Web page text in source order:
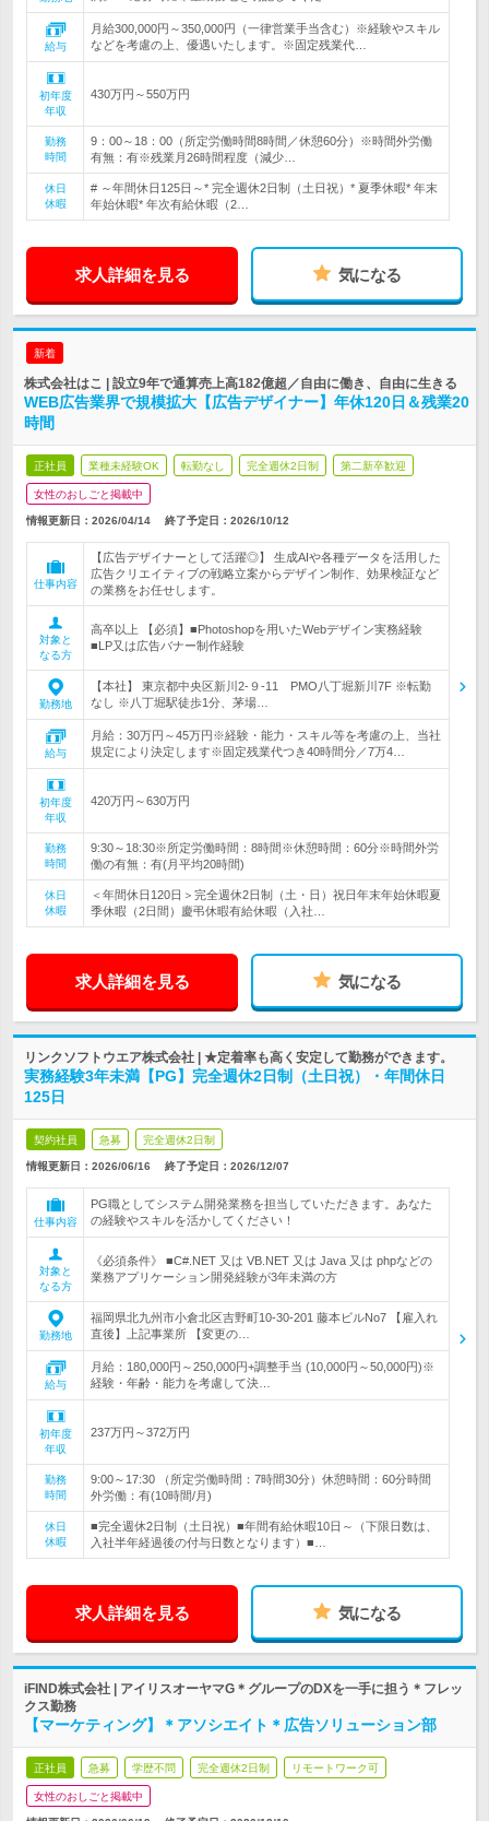
給与
月給300,000円～350,000円（一律営業手当含む）※経験やスキル
などを考慮の上、優遇いたします。※固定残業代…
初年度
年収
430万円～550万円
勤務
時間
9：00～18：00（所定労働時間8時間／休憩60分）※時間外労働
有無：有※残業月26時間程度（減少…
休日
休暇
# ～年間休日125日～* 完全週休2日制（土日祝）* 夏季休暇* 年末
年始休暇* 年次有給休暇（2…
求人詳細を見る 気になる
新着
株式会社はこ | 設立9年で通算売上高182億超／自由に働き、自由に生きる
WEB広告業界で規模拡大【広告デザイナー】年休120日＆残業20
時間
正社員 業種未経験OK 転勤なし 完全週休2日制 第二新卒歓迎
女性のおしごと掲載中
情報更新日：2026/04/14 終了予定日： 2026/10/12
仕事内容
【広告デザイナーとして活躍◎】 生成AIや各種データを活用した
広告クリエイティブの戦略立案からデザイン制作、効果検証など
の業務をお任せします。
対象と
なる方
高卒以上 【必須】■Photoshopを用いたWebデザイン実務経験
■LP又は広告バナー制作経験
勤務地
【本社】 東京都中央区新川2‐９-11 PMO八丁堀新川7F ※転勤
なし ※八丁堀駅徒歩1分、茅場…
給与
月給：30万円～45万円※経験・能力・スキル等を考慮の上、当社
規定により決定します※固定残業代つき40時間分／7万4…
初年度
年収
420万円～630万円
勤務
時間
9:30～18:30※所定労働時間：8時間※休憩時間：60分※時間外労
働の有無：有(月平均20時間)
休日
休暇
＜年間休日120日＞完全週休2日制（土・日）祝日年末年始休暇夏
季休暇（2日間）慶弔休暇有給休暇（入社…
求人詳細を見る 気になる
リンクソフトウエア株式会社 | ★定着率も高く安定して勤務ができます。
実務経験3年未満【PG】完全週休2日制（土日祝）・年間休日
125日
契約社員 急募 完全週休2日制
情報更新日：2026/06/16 終了予定日： 2026/12/07
仕事内容
PG職としてシステム開発業務を担当していただきます。あなた
の経験やスキルを活かしてください！
対象と
なる方
《必須条件》 ■C#.NET 又は VB.NET 又は Java 又は phpなどの
業務アプリケーション開発経験が3年未満の方
勤務地
福岡県北九州市小倉北区吉野町10-30-201 藤本ビルNo7 【雇入れ
直後】上記事業所 【変更の…
給与
月給：180,000円～250,000円+調整手当 (10,000円～50,000円)※
経験・年齢・能力を考慮して決…
初年度
年収
237万円～372万円
勤務
時間
9:00～17:30 （所定労働時間：7時間30分）休憩時間：60分時間
外労働：有(10時間/月)
休日
休暇
■完全週休2日制（土日祝）■年間有給休暇10日～（下限日数は、
入社半年経過後の付与日数となります）■…
求人詳細を見る 気になる
iFIND株式会社 | アイリスオーヤマG＊グループのDXを一手に担う＊フレッ
クス勤務
【マーケティング】＊アソシエイト＊広告ソリューション部
正社員 急募 学歴不問 完全週休2日制 リモートワーク可
女性のおしごと掲載中